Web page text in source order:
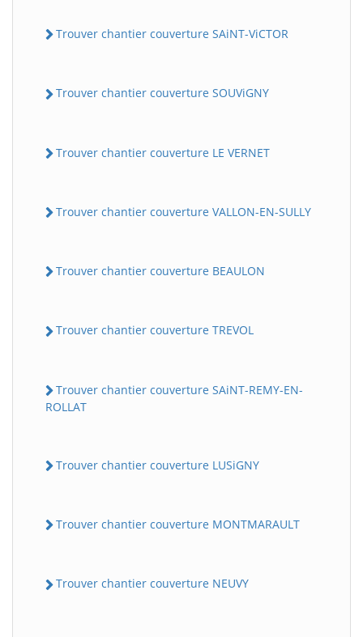
Trouver chantier couverture SAiNT-ViCTOR
Trouver chantier couverture SOUViGNY
Trouver chantier couverture LE VERNET
Trouver chantier couverture VALLON-EN-SULLY
Trouver chantier couverture BEAULON
Trouver chantier couverture TREVOL
Trouver chantier couverture SAiNT-REMY-EN-
ROLLAT
Trouver chantier couverture LUSiGNY
Trouver chantier couverture MONTMARAULT
Trouver chantier couverture NEUVY